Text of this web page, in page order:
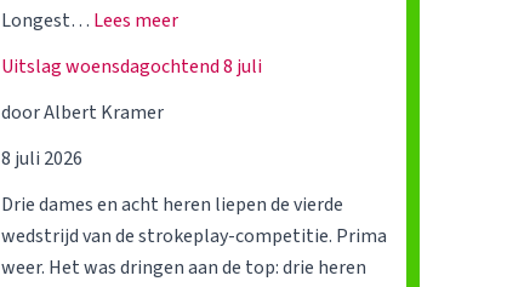
Longest… Lees meer:
a
g
w
Uitslag woensdagochtend 8 juli
door Albert Kramer
8 juli 2026
Drie dames en acht heren liepen de vierde
wedstrijd van de strokeplay-competitie. Prima
weer. Het was dringen aan de top: drie heren